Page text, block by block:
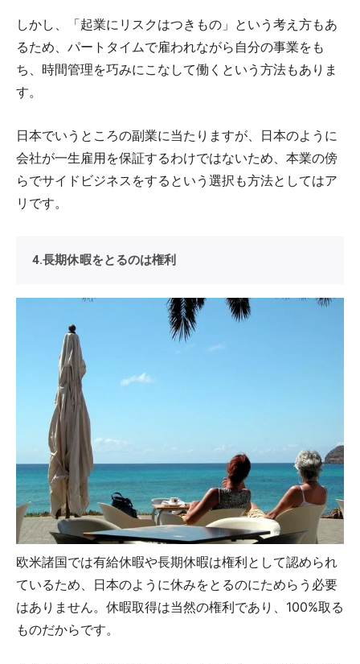
しかし、「起業にリスクはつきもの」という考え方もあ
るため、パートタイムで雇われながら自分の事業をも
ち、時間管理を巧みにこなして働くという方法もありま
す。
日本でいうところの副業に当たりますが、日本のように
会社が一生雇用を保証するわけではないため、本業の傍
らでサイドビジネスをするという選択も方法としてはア
リです。
4.長期休暇をとるのは権利
欧米諸国では有給休暇や長期休暇は権利として認められ
ているため、日本のように休みをとるのにためらう必要
はありません。休暇取得は当然の権利であり、100%取る
ものだからです。